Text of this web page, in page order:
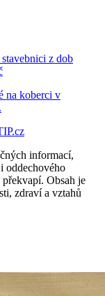
z dob
na koberci v
informací,
oddechového
překvapí. Obsah je
zdraví a vztahů